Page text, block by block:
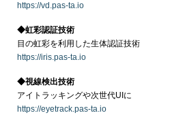
https://vd.pas-ta.io
◆虹彩認証技術
目の虹彩を利用した生体認証技術
https://iris.pas-ta.io
◆視線検出技術
アイトラッキングや次世代UIに
https://eyetrack.pas-ta.io